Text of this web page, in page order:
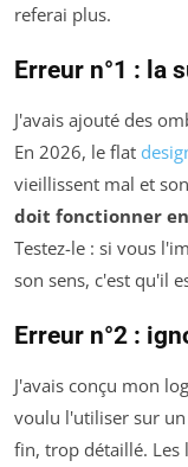
referai plus.
Erreur n°1 : la
J'avais ajouté des
En 2026, le flat
vieillissent mal et
doit fonctionner
Testez-le : si vous
son sens, c'est qu'il
Erreur n°2 :
J'avais conçu mon
voulu l'utiliser sur
fin, trop détaillé. Les